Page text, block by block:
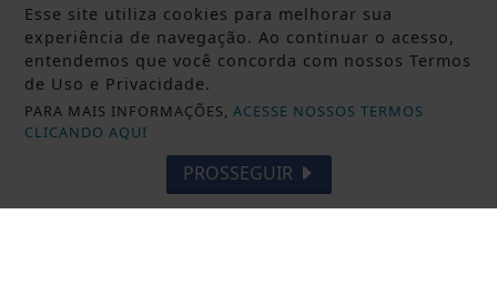
Esse site utiliza cookies para melhorar sua
experiência de navegação. Ao continuar o acesso,
entendemos que você concorda com nossos Termos
de Uso e Privacidade.
PARA MAIS INFORMAÇÕES,ACESSE NOSSOS TERMOS
CLICANDO AQUI
PROSSEGUIR